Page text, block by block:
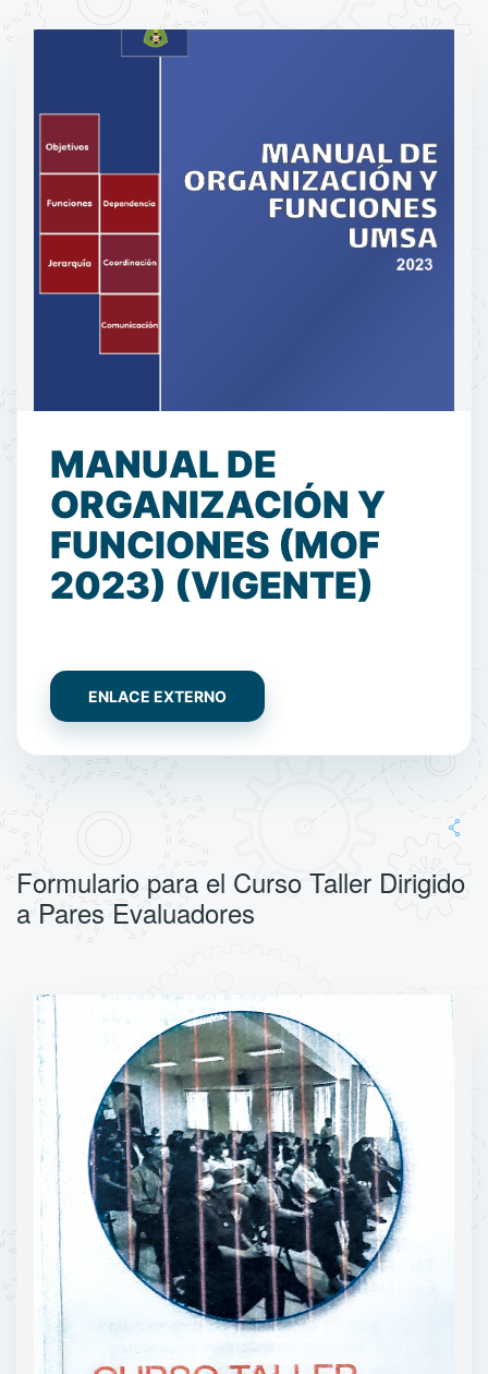
MANUAL DE
ORGANIZACIÓN Y
FUNCIONES (MOF
2023) (VIGENTE)
ENLACE EXTERNO
Formulario para el Curso Taller Dirigido
a Pares Evaluadores